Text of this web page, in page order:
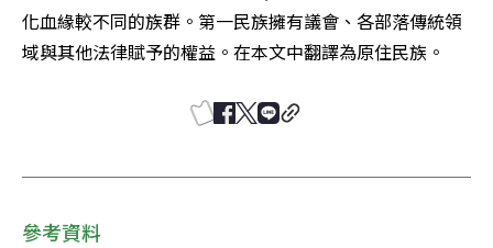
化血緣較不同的族群。第一民族擁有議會、各部落傳統領
域與其他法律賦予的權益。在本文中翻譯為原住民族。
參考資料